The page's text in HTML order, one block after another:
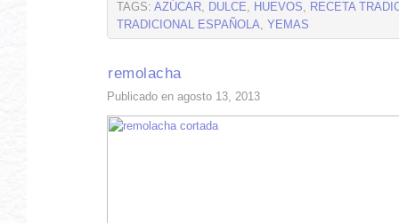
TAGS: AZÚCAR, DULCE, HUEVOS, RECETA
TRADICIONAL ESPAÑOLA, YEMAS
remolacha
Publicado en agosto 13, 2013